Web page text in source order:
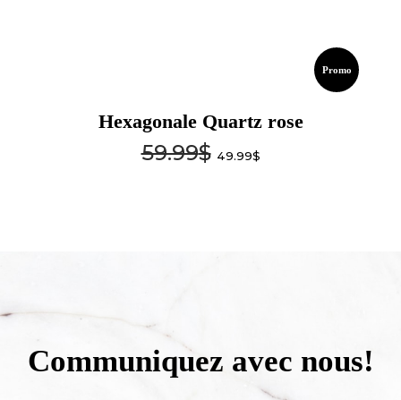
Promo
Hexagonale Quartz rose
59.99$ 49.99$
Communiquez avec nous!